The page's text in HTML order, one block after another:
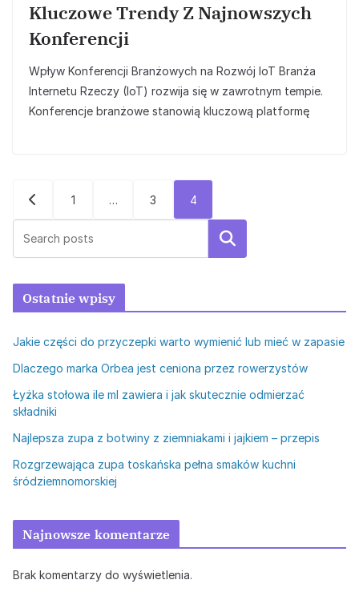
Kluczowe Trendy Z Najnowszych
Konferencji
Wpływ Konferencji Branżowych na Rozwój IoT Branża
Internetu Rzeczy (IoT) rozwija się w zawrotnym tempie.
Konferencje branżowe stanowią kluczową platformę
Stronicowanie
wpisów
1 … 3 4
Szukaj
Ostatnie wpisy
Jakie części do przyczepki warto wymienić lub mieć w zapasie
Dlaczego marka Orbea jest ceniona przez rowerzystów
Łyżka stołowa ile ml zawiera i jak skutecznie odmierzać
składniki
Najlepsza zupa z botwiny z ziemniakami i jajkiem – przepis
Rozgrzewająca zupa toskańska pełna smaków kuchni
śródziemnomorskiej
Najnowsze komentarze
Brak komentarzy do wyświetlenia.